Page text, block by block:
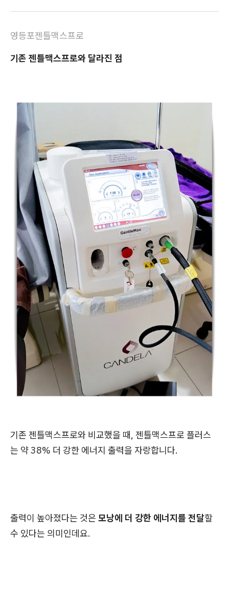
영등포젠틀맥스프로
기존 젠틀맥스프로와 달라진 점
기존 젠틀맥스프로와 비교했을 때, 젠틀맥스프로 플러스
는 약 38% 더 강한 에너지 출력을 자랑합니다.
출력이 높아졌다는 것은 모낭에 더 강한 에너지를 전달할
수 있다는 의미인데요.